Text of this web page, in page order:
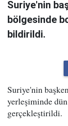
Suriye'nin
bölgesinde
bildirildi.
Suriye'nin
yerleşiminde dün
gerçekleştirildi.